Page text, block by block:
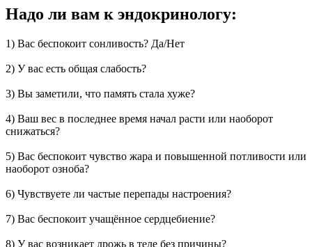
Надо ли вам к эндокринологу:
1) Вас беспокоит сонливость? Да/Нет
2) У вас есть общая слабость?
3) Вы заметили, что память стала хуже?
4) Ваш вес в последнее время начал расти или наоборот
снижаться?
5) Вас беспокоит чувство жара и повышенной потливости или
наоборот озноба?
6) Чувствуете ли частые перепады настроения?
7) Вас беспокоит учащённое сердцебиение?
8) У вас возникает дрожь в теле без причины?